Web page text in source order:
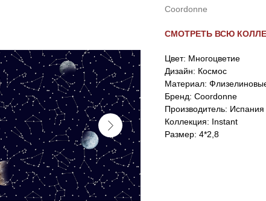
Coordonne
СМОТРЕТЬ ВСЮ
Цвет: Многоцветие
Дизайн: Космос
Материал:
Бренд: Coordonne
Производитель: Испания
Коллекция: Instant
Размер: 4*2,8